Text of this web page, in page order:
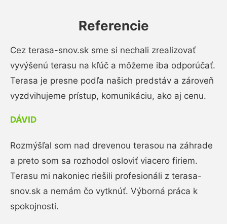
Referencie
Cez terasa-snov.sk sme si nechali zrealizovať
vyvýšenú terasu na kľúč a môžeme iba odporúčať.
Terasa je presne podľa našich predstáv a zároveň
vyzdvihujeme prístup, komunikáciu, ako aj cenu.
DÁVID
Rozmýšľal som nad drevenou terasou na záhrade
a preto som sa rozhodol osloviť viacero firiem.
Terasu mi nakoniec riešili profesionáli z terasa-
snov.sk a nemám čo vytknúť. Výborná práca k
spokojnosti.